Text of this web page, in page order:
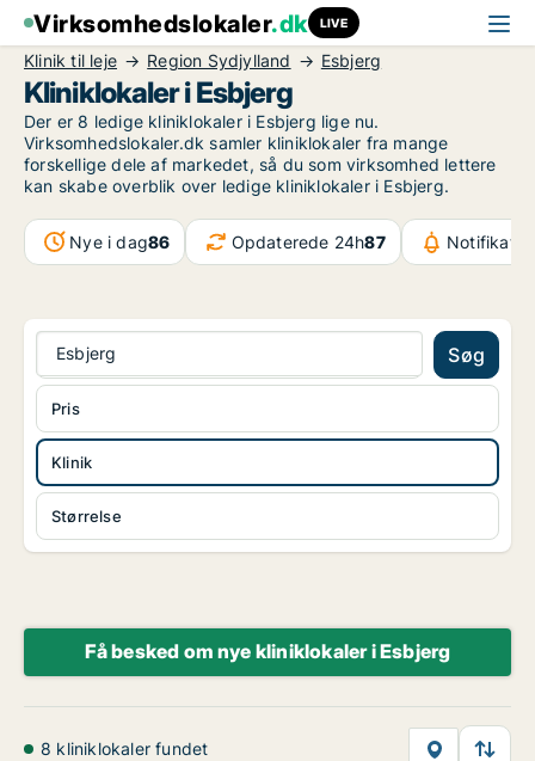
Virksomhedslokaler.dk LIVE
Klinik til leje Region Sydjylland Esbjerg
Kliniklokaler i Esbjerg
Der er 8 ledige kliniklokaler i Esbjerg lige nu.
Virksomhedslokaler.dk samler kliniklokaler fra mange
forskellige dele af markedet, så du som virksomhed lettere
kan skabe overblik over ledige kliniklokaler i Esbjerg.
Nye i dag86 Opdaterede 24h87
Esbjerg Søg
Klinik
Størrelse
Pris
Få besked om nye kliniklokaler i Esbjerg
8 kliniklokaler fundet